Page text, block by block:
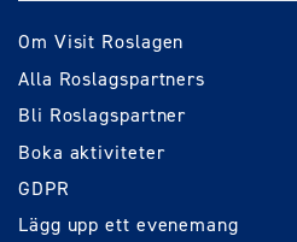
Om Visit Roslagen
Alla Roslagspartners
Bli Roslagspartner
Boka aktiviteter
GDPR
Lägg upp ett evenemang